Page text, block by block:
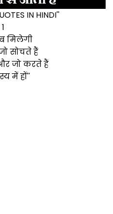
IN HINDI''
1
मिलेगी
सोचते हैं
जो करते हैं
में हों''